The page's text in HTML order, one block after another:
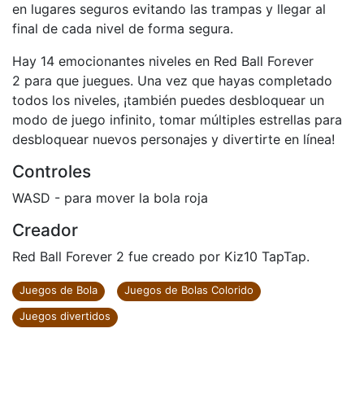
en lugares seguros evitando las trampas y llegar al
final de cada nivel de forma segura.
Hay 14 emocionantes niveles en Red Ball Forever
2 para que juegues. Una vez que hayas completado
todos los niveles, ¡también puedes desbloquear un
modo de juego infinito, tomar múltiples estrellas para
desbloquear nuevos personajes y divertirte en línea!
Controles
WASD - para mover la bola roja
Creador
Red Ball Forever 2 fue creado por Kiz10 TapTap.
Juegos de Bola
Juegos de Bolas Colorido
Juegos divertidos